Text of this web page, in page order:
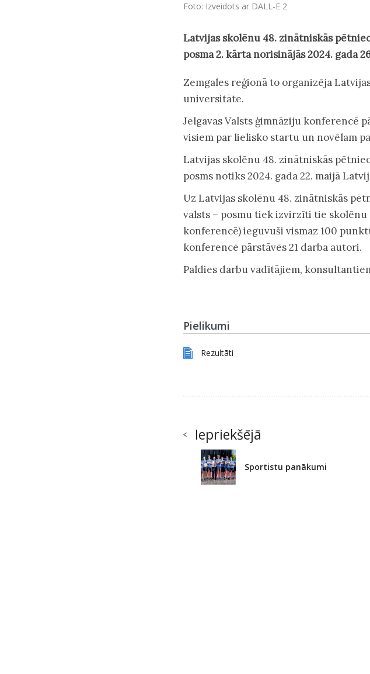
Foto: Izveidots ar DALL-E 2
Latvijas skolēnu 48. zinātniskās
posma 2. kārta norisinājās 2024. gada
Zemgales reģionā to organizēja
universitāte.
Jelgavas Valsts ģimnāziju konferencē
visiem par lielisko startu un novēlam
Latvijas skolēnu 48. zinātniskās
posms notiks 2024. gada 22. maijā
Uz Latvijas skolēnu 48. zinātniskās
valsts – posmu tiek izvirzīti tie
konferencē) ieguvuši vismaz 100
konferencē pārstāvēs 21 darba autori.
Paldies darbu vadītājiem,
Pielikumi
Rezultāti
Iepriekšējā
Sportistu panākumi